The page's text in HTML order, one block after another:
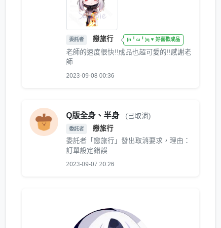
委託者 戀旅行 (n╹ω╹)η ♥ 好喜歡成品
老師的速度很快!!成品也超可愛的!!感謝老
師
2023-09-08 00:36
Q版全身、半身 (已取消)
委託者
戀旅行
委託者「戀旅行」發出取消要求，理由：
訂單設定錯誤
2023-09-07 20:26